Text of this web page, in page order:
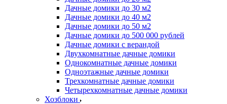
Дачные домики до 30 м2
Дачные домики до 40 м2
Дачные домики до 50 м2
Дачные домики до 500 000 рублей
Дачные домики с верандой
Двухкомнатные дачные домики
Однокомнатные дачные домики
Одноэтажные дачные домики
Трехкомнатные дачные домики
Четырехкомнатные дачные домики
Хозблоки